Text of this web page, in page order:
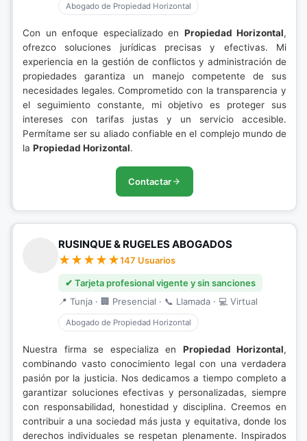
Abogado de Propiedad Horizontal
Con un enfoque especializado en Propiedad Horizontal,
ofrezco soluciones jurídicas precisas y efectivas. Mi
experiencia en la gestión de conflictos y administración de
propiedades garantiza un manejo competente de sus
necesidades legales. Comprometido con la transparencia y
el seguimiento constante, mi objetivo es proteger sus
intereses con tarifas justas y un servicio accesible.
Permítame ser su aliado confiable en el complejo mundo de
la Propiedad Horizontal.
Contactar
RUSINQUE & RUGELES ABOGADOS
147 Usuarios
✔ Tarjeta profesional vigente y sin sanciones
📍 Tunja · 🏢 Presencial · 📞 Llamada · 💻 Virtual
Abogado de Propiedad Horizontal
Nuestra firma se especializa en Propiedad Horizontal,
combinando vasto conocimiento legal con una verdadera
pasión por la justicia. Nos dedicamos a tiempo completo a
garantizar soluciones efectivas y personalizadas, siempre
con responsabilidad, honestidad y disciplina. Creemos en
contribuir a una sociedad más justa y equitativa, donde los
derechos individuales se respetan plenamente. Inspirados